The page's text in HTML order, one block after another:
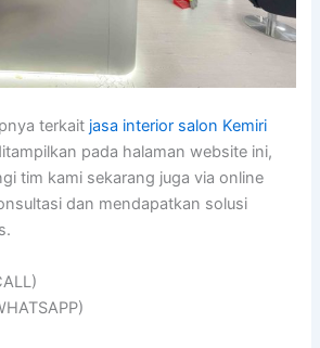
terkait jasa interior salon Kemiri
pada halaman website ini,
tim kami sekarang juga via online
dan mendapatkan solusi